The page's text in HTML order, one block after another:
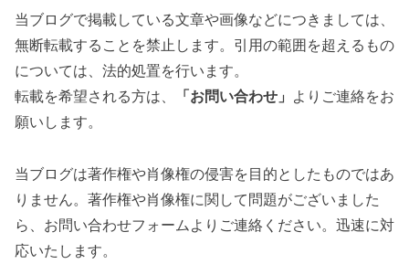
当ブログで掲載している文章や画像などにつきましては、
無断転載することを禁止します。引用の範囲を超えるもの
については、法的処置を行います。
転載を希望される方は、
「お問い合わせ」
よりご連絡をお
願いします。
当ブログは著作権や肖像権の侵害を目的としたものではあ
りません。著作権や肖像権に関して問題がございました
ら、お問い合わせフォームよりご連絡ください。迅速に対
応いたします。